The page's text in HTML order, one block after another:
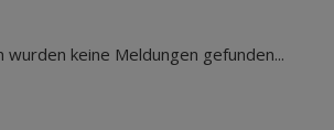
Aug 2026
wurden keine Meldungen gefunden...